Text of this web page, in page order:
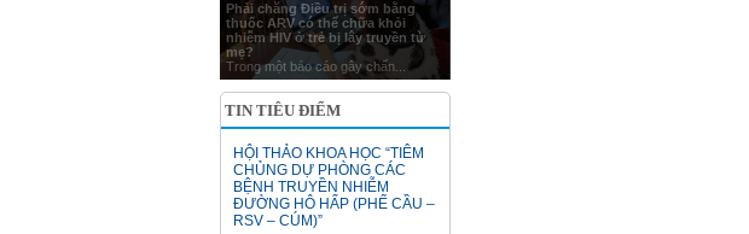
Phải chăng Điều trị sớm bằng
thuốc ARV có thể chữa khỏi
nhiễm HIV ở trẻ bị lây truyền từ
mẹ?
Trong một báo cáo gây chấn...
TIN TIÊU ĐIỂM
HỘI THẢO KHOA HỌC “TIÊM
CHỦNG DỰ PHÒNG CÁC
BỆNH TRUYỀN NHIỄM
ĐƯỜNG HÔ HẤP (PHẾ CẦU –
RSV – CÚM)”